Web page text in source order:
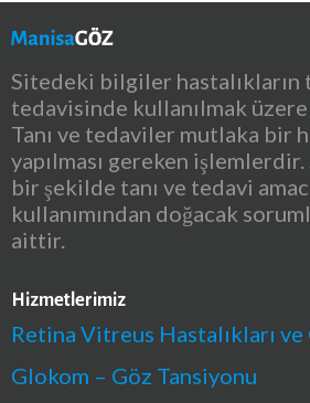
Sitedeki bilgiler hastalıkların
tedavisinde kullanılmak
Tanı ve tedaviler mutlaka bir
yapılması gereken
bir şekilde tanı ve tedavi
kullanımından doğacak
aittir.
Hizmetlerimiz
Retina Vitreus Hastalıkları
Glokom – Göz Tansiyonu